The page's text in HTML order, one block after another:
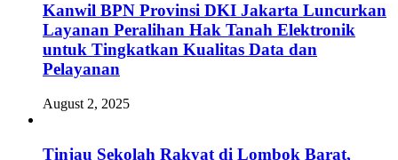
Kanwil BPN Provinsi DKI Jakarta Luncurkan
Layanan Peralihan Hak Tanah Elektronik
untuk Tingkatkan Kualitas Data dan
Pelayanan
August 2, 2025
Tinjau Sekolah Rakyat di Lombok Barat,